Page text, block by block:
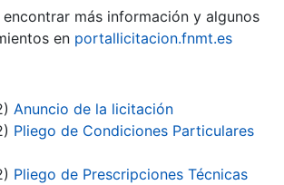
más información y algunos
en portallicitacion.fnmt.es
Anuncio de la licitación
Pliego de Condiciones Particulares
Pliego de Prescripciones Técnicas